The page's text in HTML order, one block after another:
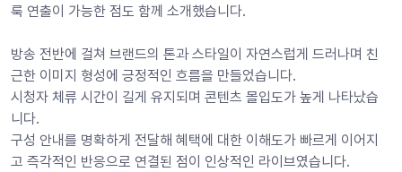
룩 연출이 가능한 점도 함께 소개했습니다.
방송 전반에 걸쳐 브랜드의 톤과 스타일이 자연스럽게 드러나며 친
근한 이미지 형성에 긍정적인 흐름을 만들었습니다.
시청자 체류 시간이 길게 유지되며 콘텐츠 몰입도가 높게 나타났습
니다.
구성 안내를 명확하게 전달해 혜택에 대한 이해도가 빠르게 이어지
고 즉각적인 반응으로 연결된 점이 인상적인 라이브였습니다.